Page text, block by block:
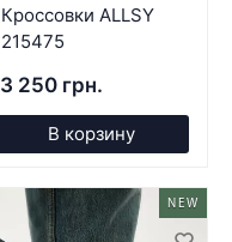
Кроссовки ALLSY
215475
3 250 грн.
В корзину
NEW